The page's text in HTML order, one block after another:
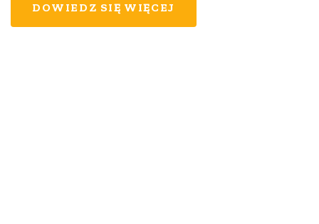
DOWIEDZ SIĘ WIĘCEJ